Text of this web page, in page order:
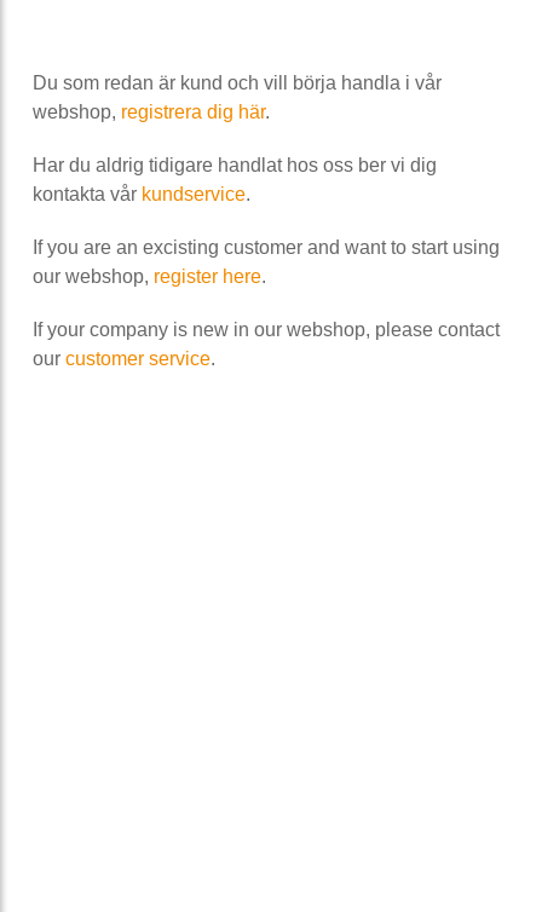
Du som redan är kund och vill börja handla i vår
webshop, registrera dig här.
Har du aldrig tidigare handlat hos oss ber vi dig
kontakta vår kundservice.
If you are an excisting customer and want to start using
our webshop, register here.
If your company is new in our webshop, please contact
our customer service.